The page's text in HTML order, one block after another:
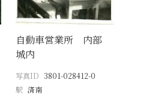
自動車営業所 内部
城内
写真ID 3801-028412-0
駅 済南